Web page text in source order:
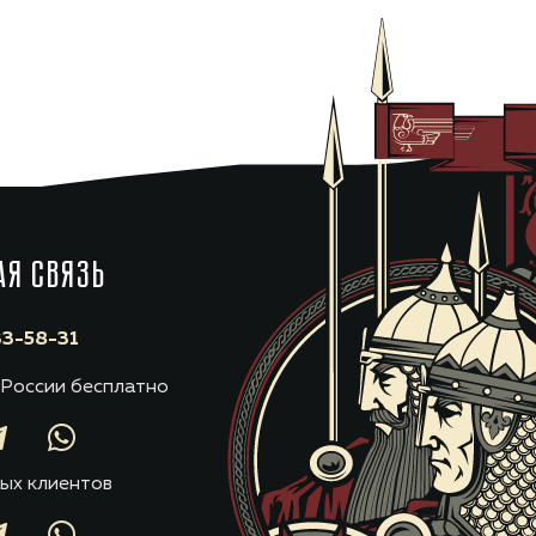
СВЯЗЬ
58-31
бесплатно
клиентов